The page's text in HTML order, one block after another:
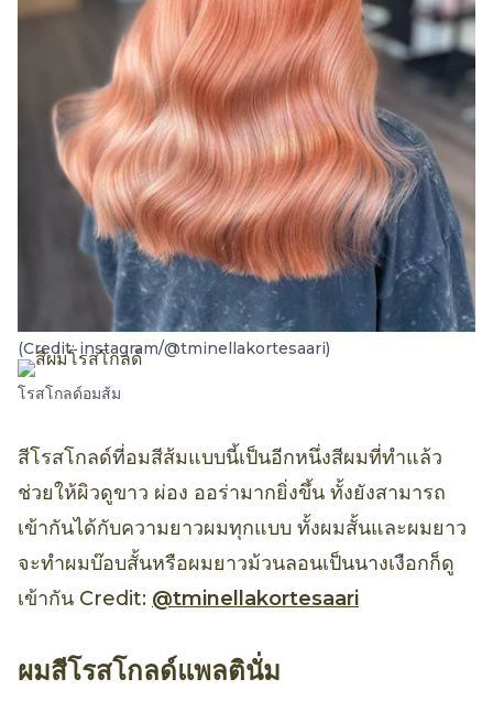
(Credit: instagram/@tminellakortesaari)
โรสโกลด์อมส้ม
สีโรสโกลด์ที่อมสีส้มแบบนี้เป็นอีกหนึ่งสีผมที่ทำแล้ว
ช่วยให้ผิวดูขาว ผ่อง ออร่ามากยิ่งขึ้น ทั้งยังสามารถ
เข้ากันได้กับความยาวผมทุกแบบ ทั้งผมสั้นและผมยาว
จะทำผมบ๊อบสั้นหรือผมยาวม้วนลอนเป็นนางเงือกก็ดู
เข้ากัน Credit: @tminellakortesaari
ผมสีโรสโกลด์แพลตินั่ม